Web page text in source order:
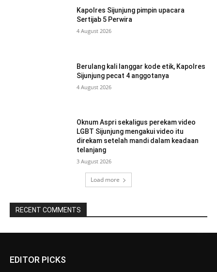
Kapolres Sijunjung pimpin upacara
Sertijab 5 Perwira
4 August 2026
Berulang kali langgar kode etik, Kapolres
Sijunjung pecat 4 anggotanya
4 August 2026
Oknum Aspri sekaligus perekam video
LGBT Sijunjung mengakui video itu
direkam setelah mandi dalam keadaan
telanjang
3 August 2026
Load more
RECENT COMMENTS
EDITOR PICKS